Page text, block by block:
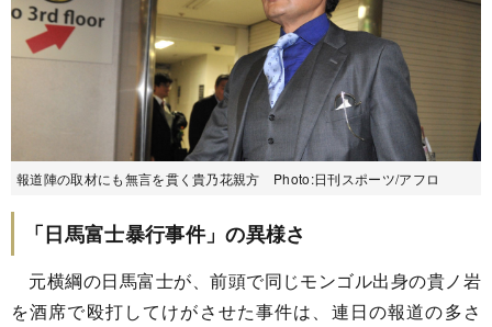
報道陣の取材にも無言を貫く貴乃花親方 Photo:日刊スポーツ/アフロ
「日馬富士暴行事件」の異様さ
元横綱の日馬富士が、前頭で同じモンゴル出身の貴ノ岩
を酒席で殴打してけがさせた事件は、連日の報道の多さ